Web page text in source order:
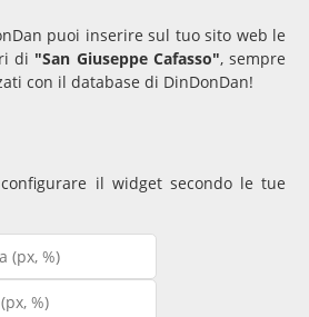
puoi inserire sul tuo sito web le
di "San Giuseppe Cafasso", sempre
con il database di DinDonDan!
il widget secondo le tue